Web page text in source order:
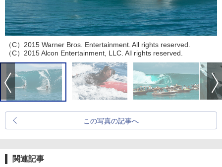
（C）2015 Warner Bros. Entertainment. All rights reserved.
（C）2015 Alcon Entertainment, LLC. All rights reserved.
この写真の記事へ
関連記事